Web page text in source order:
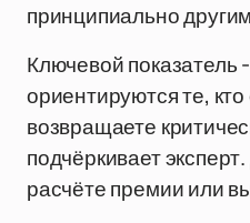
принципиально
Ключевой показатель
ориентируются те,
возвращаете
подчёркивает
расчёте премии или